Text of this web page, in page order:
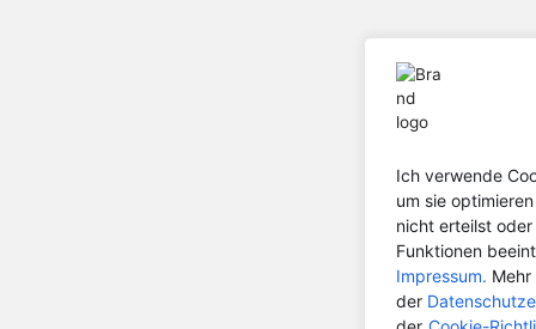
Ich verwende
um sie
nicht erteilst
Funktionen
Impressum.
der